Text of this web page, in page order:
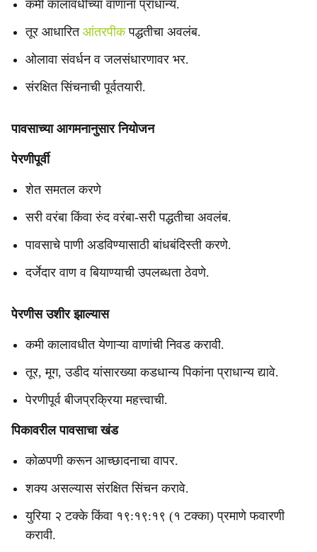
कमी कालावधीच्या वाणांना प्राधान्य.
तूर आधारित आंतरपीकपद्धतीचा अवलंब.
ओलावा संवर्धन व जलसंधारणावर भर.
संरक्षित सिंचनाची पूर्वतयारी.
पावसाच्या आगमनानुसार नियोजन
पेरणीपूर्वी
शेत समतल करणे
सरी वरंबा किंवा रुंद वरंबा-सरी पद्धतीचा अवलंब.
पावसाचे पाणी अडविण्यासाठी बांधबंदिस्ती करणे.
दर्जेदार वाण व बियाण्याची उपलब्धता ठेवणे.
पेरणीस उशीर झाल्यास
कमी कालावधीत येणाऱ्या वाणांची निवड करावी.
तूर, मूग, उडीद यांसारख्या कडधान्य पिकांना प्राधान्य द्यावे.
पेरणीपूर्व बीजप्रक्रिया महत्त्वाची.
पिकावरील पावसाचा खंड
कोळपणी करून आच्छादनाचा वापर.
शक्य असल्यास संरक्षित सिंचन करावे.
युरिया २ टक्के किंवा १९:१९:१९ (१ टक्का) प्रमाणे फवारणी
करावी.